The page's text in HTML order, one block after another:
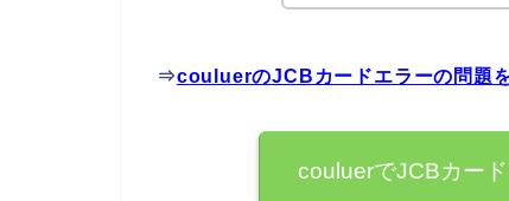
⇒couluerのJCBカードエラーの問題
couluerでJCBカー